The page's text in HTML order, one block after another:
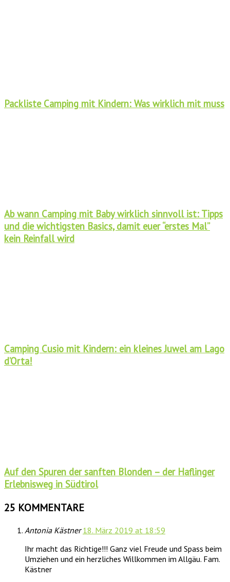
Packliste Camping mit Kindern: Was wirklich mit muss
Ab wann Camping mit Baby wirklich sinnvoll ist: Tipps
und die wichtigsten Basics, damit euer “erstes Mal”
kein Reinfall wird
Camping Cusio mit Kindern: ein kleines Juwel am Lago
d’Orta!
Auf den Spuren der sanften Blonden – der Haflinger
Erlebnisweg in Südtirol
25 KOMMENTARE
Antonia Kästner 18. März 2019 at 18:59
Ihr macht das Richtige!!! Ganz viel Freude und Spass beim
Umziehen und ein herzliches Willkommen im Allgäu. Fam.
Kästner